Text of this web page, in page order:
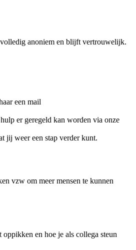
anoniem en blijft vertrouwelijk.
een mail
er geregeld kan worden via onze
jij weer een stap verder kunt.
vzw om meer mensen te kunnen
en hoe je als collega steun